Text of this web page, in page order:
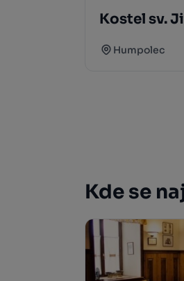
Kostel sv.
Humpolec
Kde se